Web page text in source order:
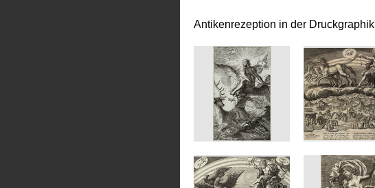
Antikenrezeption in der Druckgraphik